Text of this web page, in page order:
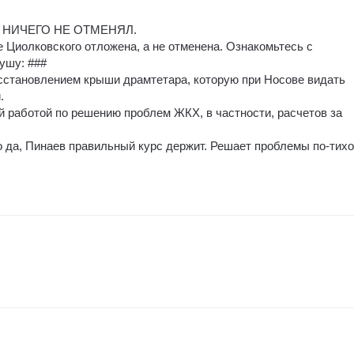
НИЧЕГО НЕ ОТМЕНЯЛ.
отложена, а не отменена. Ознакомьтесь с
###
крыши драмтетара, которую при Носове видать
работой по решению проблем ЖКХ, в частности, расчетов за
да, Пинаев правильный курс держит. Решает проблемы по-